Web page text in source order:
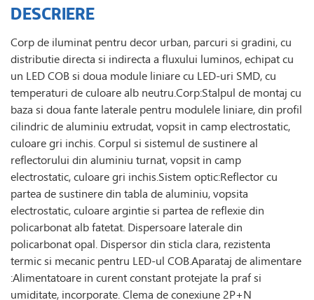
DESCRIERE
Corp de iluminat pentru decor urban, parcuri si gradini, cu
distributie directa si indirecta a fluxului luminos, echipat cu
un LED COB si doua module liniare cu LED-uri SMD, cu
temperaturi de culoare alb neutru.Corp:Stalpul de montaj cu
baza si doua fante laterale pentru modulele liniare, din profil
cilindric de aluminiu extrudat, vopsit in camp electrostatic,
culoare gri inchis. Corpul si sistemul de sustinere al
reflectorului din aluminiu turnat, vopsit in camp
electrostatic, culoare gri inchis.Sistem optic:Reflector cu
partea de sustinere din tabla de aluminiu, vopsita
electrostatic, culoare argintie si partea de reflexie din
policarbonat alb fatetat. Dispersoare laterale din
policarbonat opal. Dispersor din sticla clara, rezistenta
termic si mecanic pentru LED-ul COB.Aparataj de alimentare
:Alimentatoare in curent constant protejate la praf si
umiditate, incorporate. Clema de conexiune 2P+N